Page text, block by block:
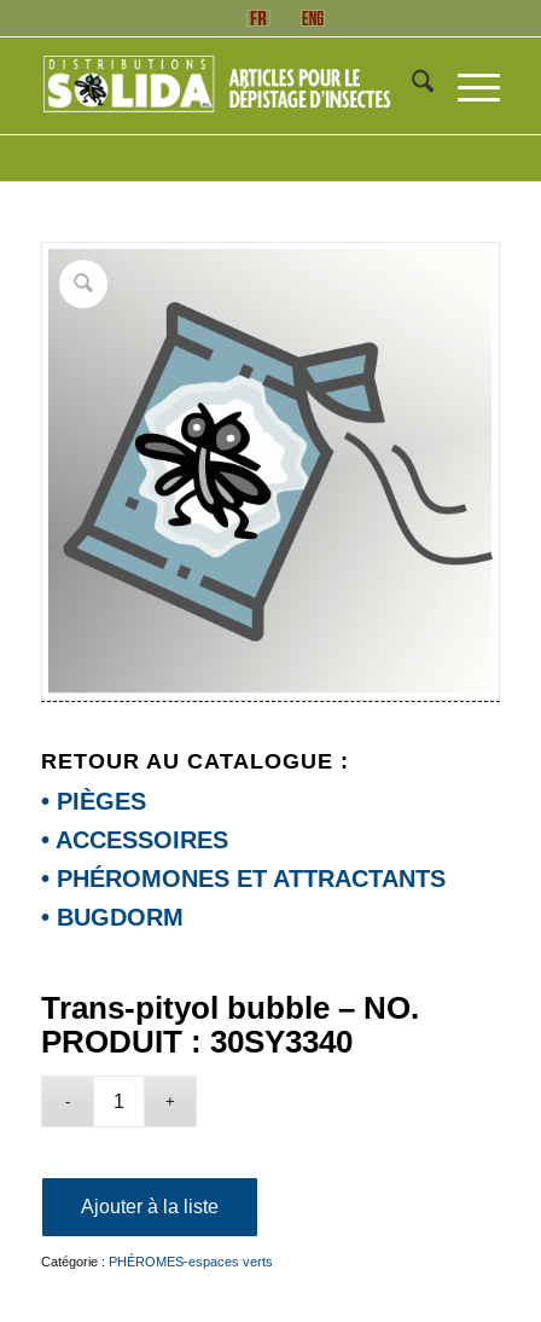
RETOUR AU CATALOGUE :
• PIÈGES
• ACCESSOIRES
• PHÉROMONES ET ATTRACTANTS
• BUGDORM
Trans-pityol bubble – NO.
PRODUIT : 30SY3340
Ajouter à la liste
Catégorie : PHÉROMES-espaces verts